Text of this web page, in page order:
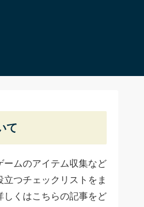
て
ームのアイテム収集など
つチェックリストをま
しくはこちらの記事をど